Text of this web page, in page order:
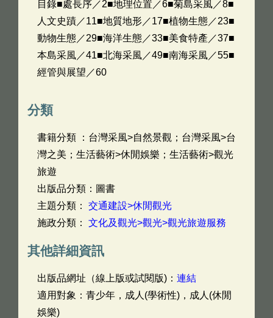
目錄■處長序／2■地理位置／6■菊島采風／8■
人文史蹟／11■地質地形／17■植物生態／23■
動物生態／29■海洋生態／33■美食特產／37■
本島采風／41■北海采風／49■南海采風／55■
經管與展望／60
分類
書籍分類 ：台灣采風>自然景觀；台灣采風>台
灣之美；生活藝術>休閒娛樂；生活藝術>觀光
旅遊
出版品分類：圖書
主題分類： 交通建設>休閒觀光
施政分類： 文化及觀光>觀光>觀光旅遊服務
其他詳細資訊
出版品網址（線上版或試閱版)： 連結
適用對象：青少年，成人(學術性)，成人(休閒
娛樂)